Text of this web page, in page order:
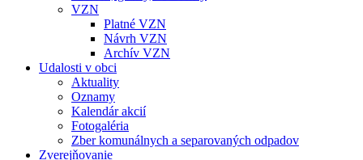
VZN
Platné VZN
Návrh VZN
Archív VZN
Udalosti v obci
Aktuality
Oznamy
Kalendár akcií
Fotogaléria
Zber komunálnych a separovaných odpadov
Zverejňovanie